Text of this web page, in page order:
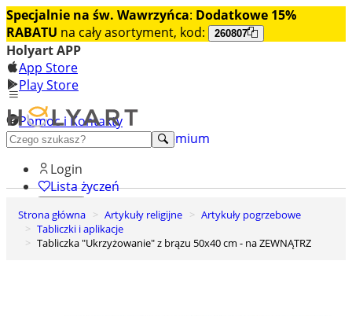
Specjalnie na św. Wawrzyńca: Dodatkowe 15%
RABATU na cały asortyment, kod: 260807
Holyart APP
App Store
Play Store
Pomoc i Kontakty
+48 222 922 860
Odkryj premium
Login
Lista życzeń
0
Koszyk
Strona główna Artykuły religijne
Artykuły pogrzebowe
Tabliczki i aplikacje
Tabliczka "Ukrzyżowanie" z brązu 50x40 cm - na ZEWNĄTRZ